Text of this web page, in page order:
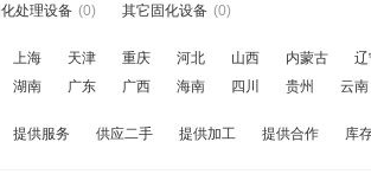
处理设备 (0) 其它固化设备 (0)
上海 天津 重庆 河北 山西 内蒙古
湖南 广东 广西 海南 四川 贵州 云南
提供服务 供应二手 提供加工 提供合作 库